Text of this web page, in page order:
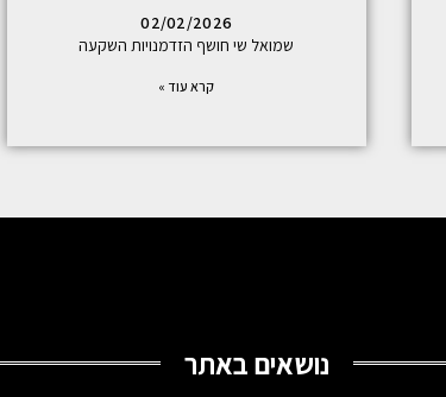
02/02/2026
שמואל שי חושף הזדמנויות השקעה
קרא עוד »
נושאים באתר